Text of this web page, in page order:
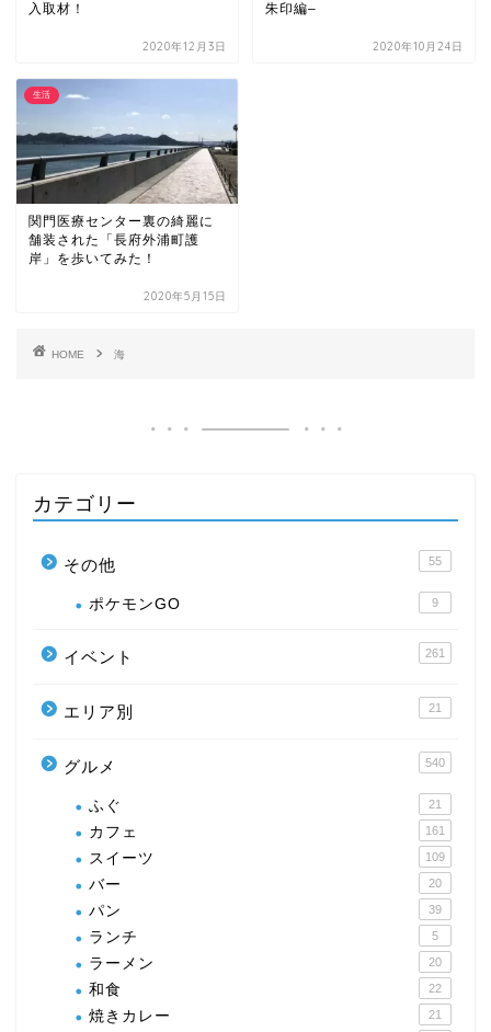
入取材！
2020年12月3日
朱印編–
2020年10月24日
生活
関門医療センター裏の綺麗に
舗装された「長府外浦町護
岸」を歩いてみた！
2020年5月15日
HOME 海
カテゴリー
その他 55
ポケモンGO 9
イベント 261
エリア別 21
グルメ 540
ふぐ 21
カフェ 161
スイーツ 109
バー 20
パン 39
ランチ 5
ラーメン 20
和食 22
焼きカレー 21